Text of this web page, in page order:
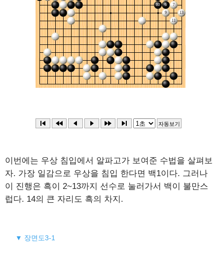
이번에는 우상 침입에서 알파고가 보여준 수법을 살펴보
자. 가장 일감으로 우상을 침입 한다면 백1이다. 그러나
이 진행은 흑이 2~13까지 선수로 눌러가서 백이 불만스
럽다. 14의 큰 자리도 흑의 차지.
▼ 장면도3-1